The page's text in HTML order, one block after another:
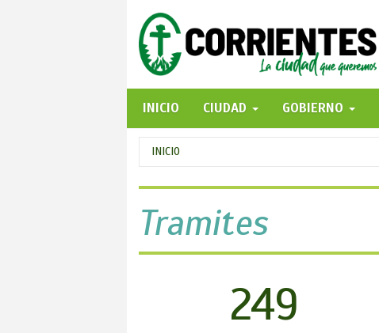
INICIO
CIUDAD GOBIERNO
Se
encuentra
usted
aquí
INICIO
Tramites
249